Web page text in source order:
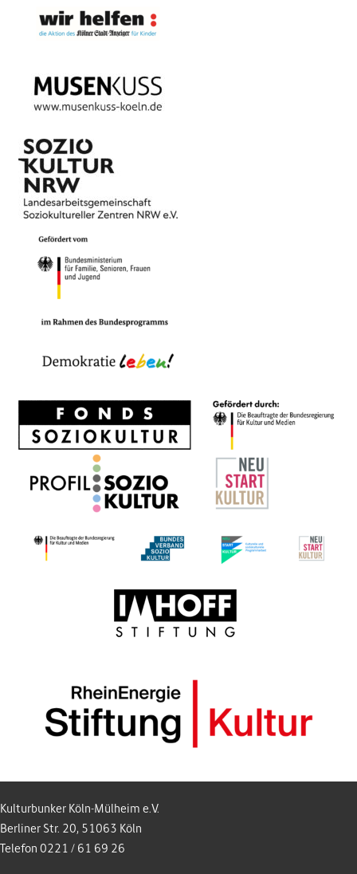
Kulturbunker Köln-Mülheim e.V.
Berliner Str. 20, 51063 Köln
Telefon 0221 / 61 69 26